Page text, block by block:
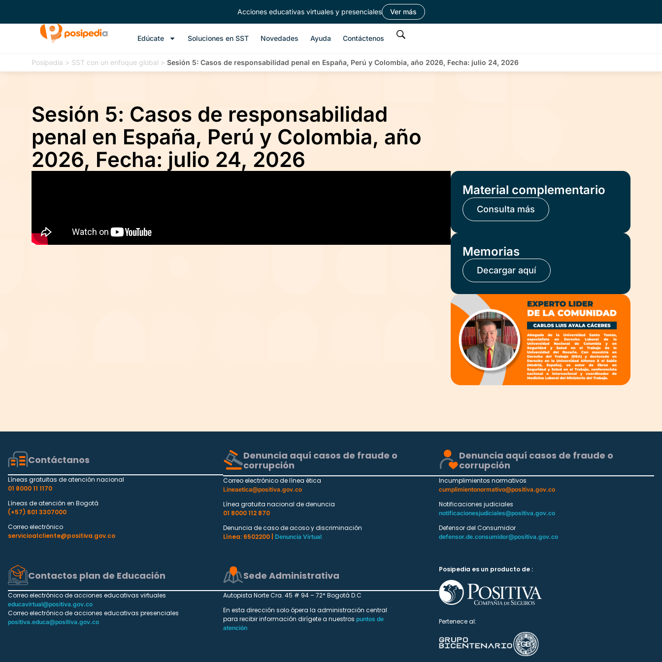
Acciones educativas virtuales y presenciales Ver más
Edúcate Soluciones en SST Novedades Ayuda Contáctenos
Posipedia > SST con un enfoque global > Sesión 5: Casos de responsabilidad penal en España, Perú y Colombia, año 2026, Fecha: julio 24, 2026
Sesión 5: Casos de responsabilidad
penal en España, Perú y Colombia, año
2026, Fecha: julio 24, 2026
Material complementario
Consulta más
Memorias
Decargar aquí
Contáctanos
Líneas gratuitas de atención nacional
01 8000 11 1170
Líneas de atención en Bogotá
(+57) 601 3307000
Correo electrónico
servicioalcliente@positiva.gov.co
Denuncia aquí casos de fraude o
corrupción
Correo electrónico de línea ética
Lineaetica@positiva.gov.co
Línea gratuita nacional de denuncia
01 8000 112 870
Denuncia de caso de acoso y discriminación
Línea: 6502200 |
Denuncia Virtual
Denuncia aquí casos de fraude o
corrupción
Incumplimientos normativos
cumplimientonormativo@positiva.gov.co
Notificaciones judiciales
notificacionesjudiciales@positiva.gov.co
Defensor del Consumidor
defensor.de.consumidor@positiva.gov.co
Contactos plan de Educación
Correo electrónico de acciones educativas virtuales
educavirtual@positiva.gov.co
Correo electrónico de acciones educativas presenciales
positiva.educa@positiva.gov.co
Sede Administrativa
Autopista Norte Cra. 45 # 94 – 72* Bogotá D.C
En esta dirección solo ópera la administración central
para recibir información dirígete a nuestros puntos de
atención
Posipedia es un producto de :
Pertenece al: